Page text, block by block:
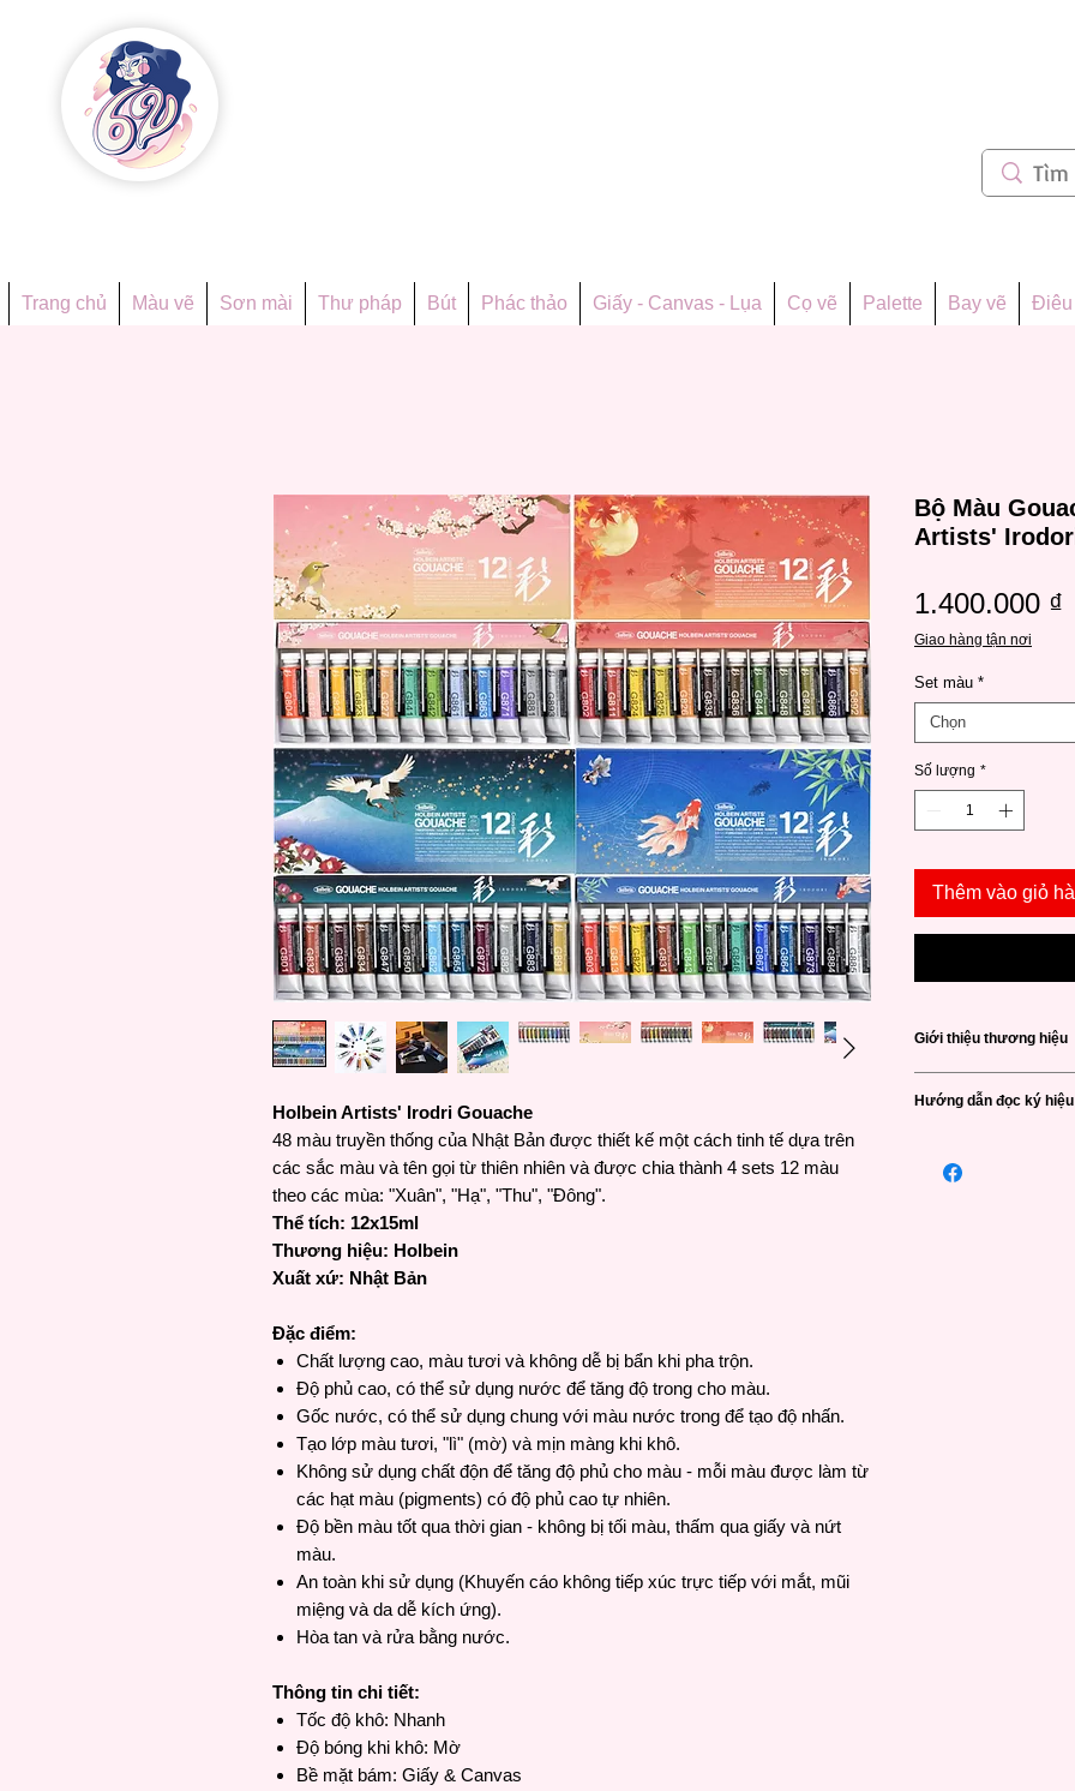
Trang chủ Màu vẽ Sơn mài Thư pháp Bút Phác thảo Giấy - Canvas - Lụa Cọ vẽ Palette Bay vẽ Điêu
Holbein Artists' Irodri Gouache
48 màu truyền thống của Nhật Bản được thiết kế một cách tinh tế dựa trên
các sắc màu và tên gọi từ thiên nhiên và được chia thành 4 sets 12 màu
theo các mùa: "Xuân", "Hạ", "Thu", "Đông".
Thể tích: 12x15ml
Thương hiệu: Holbein
Xuất xứ: Nhật Bản
Đặc điểm:
Chất lượng cao, màu tươi và không dễ bị bẩn khi pha trộn.
Độ phủ cao, có thể sử dụng nước để tăng độ trong cho màu.
Gốc nước, có thể sử dụng chung với màu nước trong để tạo độ nhấn.
Tạo lớp màu tươi, "lì" (mờ) và mịn màng khi khô.
Không sử dụng chất độn để tăng độ phủ cho màu - mỗi màu được làm từ
các hạt màu (pigments) có độ phủ cao tự nhiên.
Độ bền màu tốt qua thời gian - không bị tối màu, thấm qua giấy và nứt
màu.
An toàn khi sử dụng (Khuyến cáo không tiếp xúc trực tiếp với mắt, mũi
miệng và da dễ kích ứng).
Hòa tan và rửa bằng nước.
Thông tin chi tiết:
Tốc độ khô: Nhanh
Độ bóng khi khô: Mờ
Bề mặt bám: Giấy & Canvas
Bộ Màu
Artists'
1.400.000 ₫
Giao hàng tận nơi
Set màu *
Chọn
Số lượng *
Thêm vào giỏ
Giới thiệu thương hiệu
hàng đầu đến từ
cao và được rất
không chỉ hiện diện
Hướng dẫn đọc ký
gian)/Lightfassness: